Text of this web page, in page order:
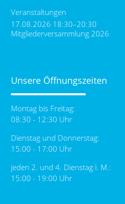
Veranstaltungen
17.08.2026 18:30–20:30
Mitgliederversammlung 2026
Unsere Öffnungszeiten
Montag bis Freitag:
08:30 - 12:30 Uhr
Dienstag und Donnerstag:
15:00 - 17:00 Uhr
jeden 2. und 4. Dienstag i. M.:
15:00 - 19:00 Uhr